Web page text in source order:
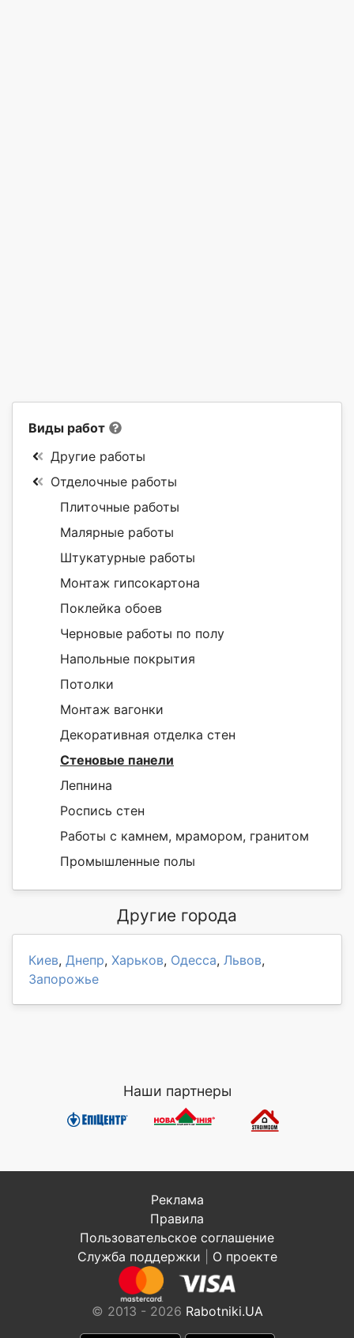
Виды работ
Другие работы
Отделочные работы
Плиточные работы
Малярные работы
Штукатурные работы
Монтаж гипсокартона
Поклейка обоев
Черновые работы по полу
Напольные покрытия
Потолки
Монтаж вагонки
Декоративная отделка стен
Стеновые панели
Лепнина
Роспись стен
Работы с камнем, мрамором, гранитом
Промышленные полы
Другие города
Киев, Днепр, Харьков, Одесса, Львов,
Запорожье
Наши партнеры
Реклама
Правила
Пользовательское соглашение
Служба поддержки
О проекте
© 2013 - 2026 Rabotniki.UA